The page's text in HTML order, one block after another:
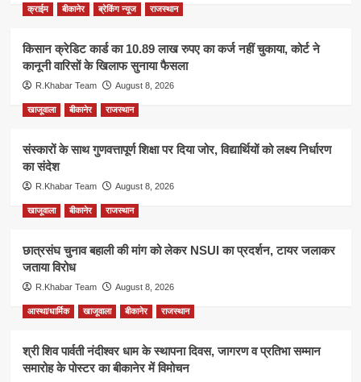
क्राईम बीकानेर ब्रेकिंग न्यूज राजस्थान
किसान क्रेडिट कार्ड का 10.89 लाख रुपए का कर्ज नहीं चुकाया, कोर्ट ने
कानूनी वारिसों के खिलाफ सुनाया फैसला
R.Khabar Team August 8, 2026
खाजूवाला बीकानेर राजस्थान
संस्कारों के साथ गुणवत्तापूर्ण शिक्षा पर दिया जोर, विद्यार्थियों को लक्ष्य निर्धारण
का संदेश
R.Khabar Team August 8, 2026
खाजूवाला बीकानेर राजस्थान
छात्रसंघ चुनाव बहाली की मांग को लेकर NSUI का प्रदर्शन, टायर जलाकर
जताया विरोध
R.Khabar Team August 8, 2026
आस्था/धार्मिक खाजूवाला बीकानेर राजस्थान
श्री शिव पार्वती नंदीश्वर धाम के स्थापना दिवस, जागरण व प्रतिभा सम्मान
समारोह के पोस्टर का बीकानेर में विमोचन